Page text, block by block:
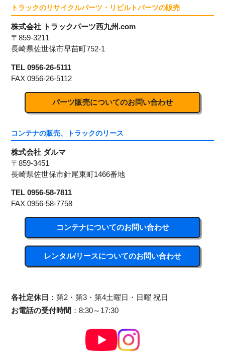
トラックのリサイクルパーツ・リビルトパーツの販売
株式会社 トラックパーツ西九州.com
〒859-3211
長崎県佐世保市早苗町752-1
TEL 0956-26-5111
FAX 0956-26-5112
パーツ販売についてのお問い合わせ
コンテナの販売、トラックのリース
株式会社 ダルマ
〒859-3451
長崎県佐世保市針尾東町1466番地
TEL 0956-58-7811
FAX 0956-58-7758
コンテナについてのお問い合わせ
レンタル/リースについてのお問い合わせ
各社定休日 ：第2・第3・第4土曜日・日曜 祝日
お電話の受付時間 ：8:30～17:30